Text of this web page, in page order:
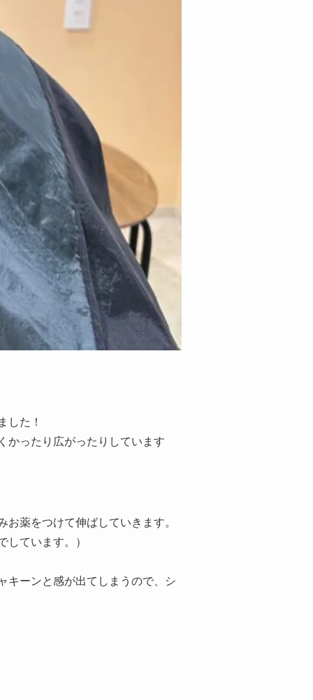
した！
かったり広がったりしています
薬をつけて伸ばしていきます。
ています。）
キーンと感が出てしまうので、シ